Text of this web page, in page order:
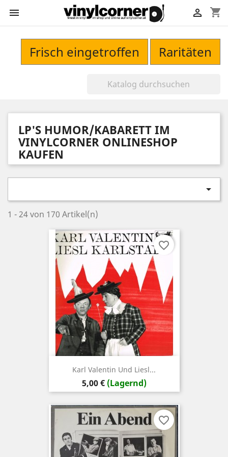
 shopping_cart

Frisch eingetroffen Raritäten
LP'S HUMOR/KABARETT IM
VINYLCORNER ONLINESHOP
KAUFEN

1 - 24 von 170 Artikel(n)
Karl Valentin Und Liesl...
Preis
5,00 € (Lagernd)
favorite_border
favorite_border